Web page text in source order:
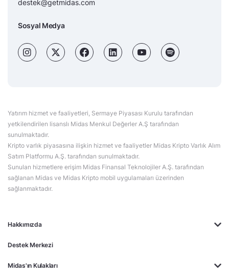
Hakkımızda
Destek Merkezi
Midas'ın Kulakları
destek@getmidas.com
Sosyal Medya
Yatırım hizmet ve faaliyetleri, Sermaye Piyasası Kurulu tarafından
yetkilendirilen lisanslı Midas Menkul Değerler A.Ş tarafından
sunulmaktadır.
Kripto varlık piyasasına ilişkin hizmet ve faaliyetler Midas Kripto Varlık Alım
Satım Platformu A.Ş. tarafından sunulmaktadır.
Sunulan hizmetlere erişim Midas Finansal Teknolojiler A.Ş. tarafından
sağlanan Midas ve Midas Kripto mobil uygulamaları üzerinden
sağlanmaktadır.